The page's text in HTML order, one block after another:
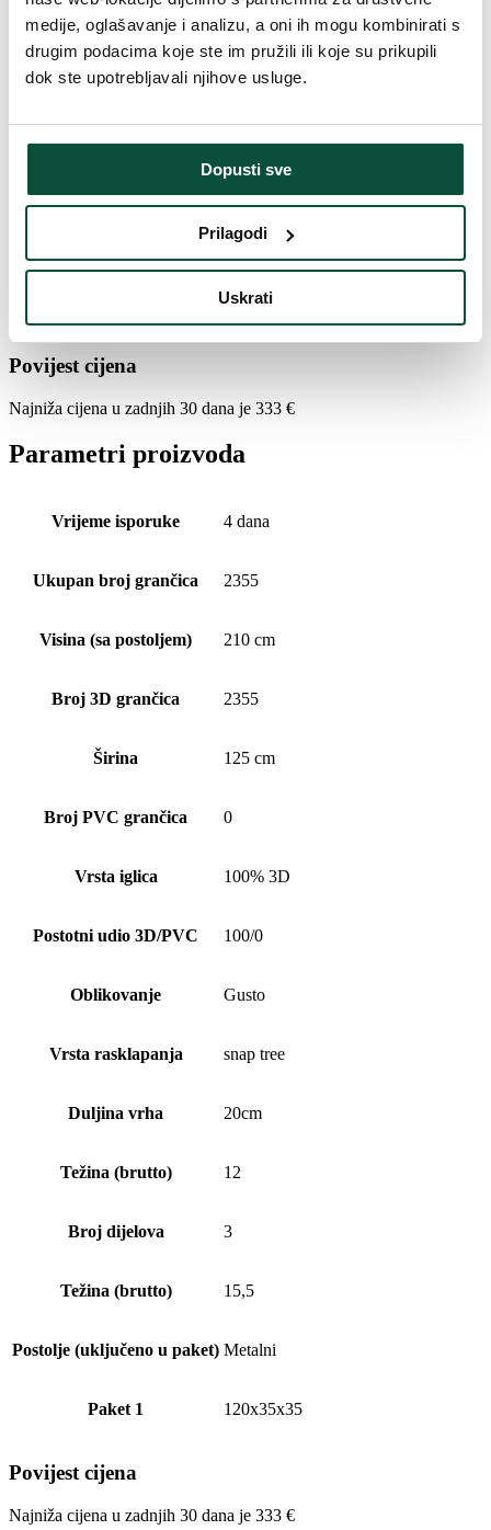
medije, oglašavanje i analizu, a oni ih mogu kombinirati s
drugim podacima koje ste im pružili ili koje su prikupili
dok ste upotrebljavali njihove usluge.
Dopusti sve
Prilagodi
Uskrati
Duljina vrha 20cm
Težina (brutto)
Broj dijelova 3
15,5
Postolje (uključeno u paket) Metalni
120x35x35
Povijest cijena
Najniža cijena u zadnjih 30 dana je 333 €
Parametri proizvoda
Vrijeme isporuke 4 dana
Ukupan broj grančica 2355
Visina (sa postoljem) 210 cm
Broj 3D grančica 2355
Širina 125 cm
Broj PVC grančica 0
Vrsta iglica 100% 3D
Postotni udio 3D/PVC 100/0
Oblikovanje Gusto
Vrsta rasklapanja snap tree
Duljina vrha 20cm
Težina (brutto) 12
Broj dijelova 3
Težina (brutto) 15,5
Postolje (uključeno u paket) Metalni
Paket 1 120x35x35
Povijest cijena
Najniža cijena u zadnjih 30 dana je 333 €